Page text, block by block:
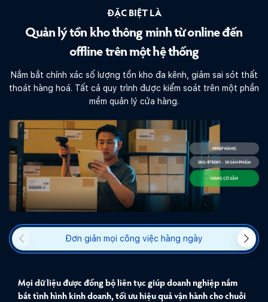
ĐẶC BIỆT LÀ
Quản lý tồn kho thông minh từ online đến
offlinetrên một hệ thống
Nắm bắt chính xác số lượng tồn kho đa kênh, giảm sai sót thất
thoát hàng hoá. Tất cả quy trình được kiểm soát trên một phần
mềm quản lý cửa hàng.
Đơn giản mọi công việc hàng ngày
Mọi dữ liệu được đồng bộ liên tục giúp doanh nghiệp nắm
bắt tình hình kinh doanh, tối ưu hiệu quả vận hành cho chuỗi